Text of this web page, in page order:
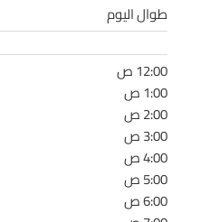
طوال اليوم
12:00 ص
1:00 ص
2:00 ص
3:00 ص
4:00 ص
5:00 ص
6:00 ص